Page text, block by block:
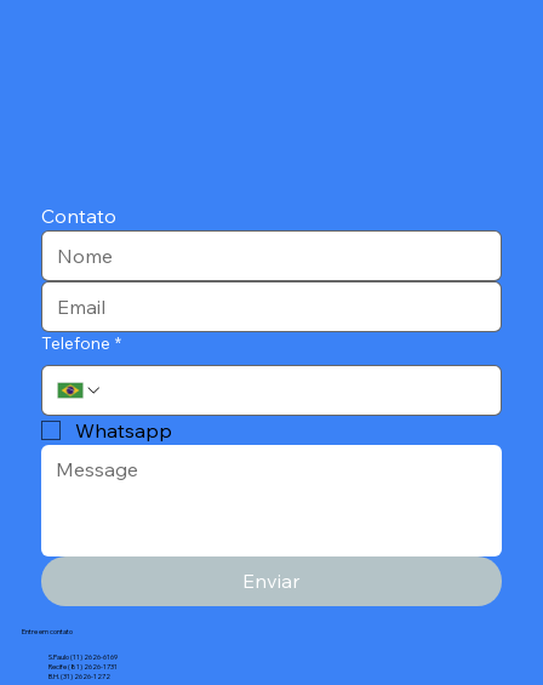
Contato
Telefone *
Whatsapp
Enviar
Entre em contato
S.Paulo (11) 2626-6169
Recife (81) 2626-1731
B.H. (31) 2626-1272